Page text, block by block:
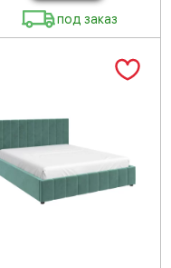
под заказ